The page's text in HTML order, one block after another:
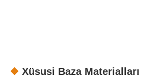
Xüsusi Baza Materialları